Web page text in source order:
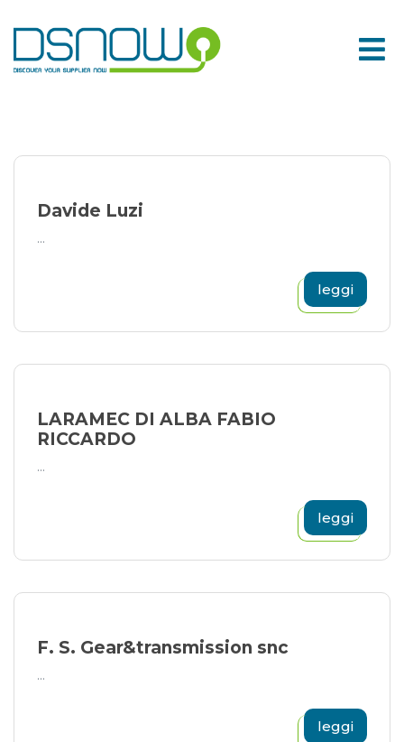
to
content
Davide Luzi
...
leggi
LARAMEC DI ALBA FABIO
RICCARDO
...
leggi
F. S. Gear&transmission snc
...
leggi